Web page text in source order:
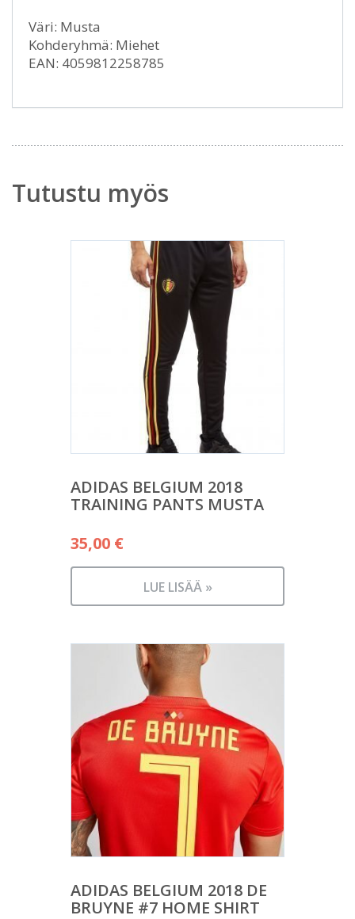
Väri: Musta
Kohderyhmä: Miehet
EAN: 4059812258785
Tutustu myös
ADIDAS BELGIUM 2018
TRAINING PANTS MUSTA
35,00 €
LUE LISÄÄ »
ADIDAS BELGIUM 2018 DE
BRUYNE #7 HOME SHIRT